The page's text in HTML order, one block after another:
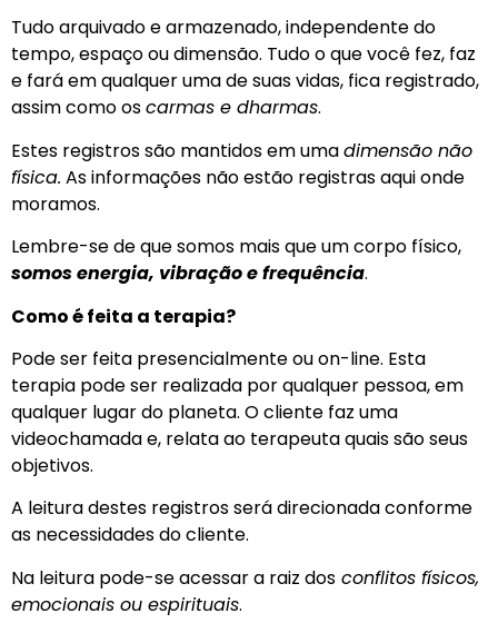
Tudo arquivado e armazenado, independente do
tempo, espaço ou dimensão. Tudo o que você fez, faz
e fará em qualquer uma de suas vidas, fica registrado,
assim como oscarmas e dharmas.
Estes registros são mantidos em umadimensão não
física. As informações não estão registras aqui onde
moramos.
Lembre-se de que somos mais que um corpo físico,
somos energia, vibração e frequência.
Como é feita a terapia?
Pode ser feita presencialmente ou on-line. Esta
terapia pode ser realizada por qualquer pessoa, em
qualquer lugar do planeta. O cliente faz uma
videochamada e, relata ao terapeuta quais são seus
objetivos.
A leitura destes registros será direcionada conforme
as necessidades do cliente.
Na leitura pode-se acessar a raiz dos conflitos físicos,
emocionais ou espirituais.